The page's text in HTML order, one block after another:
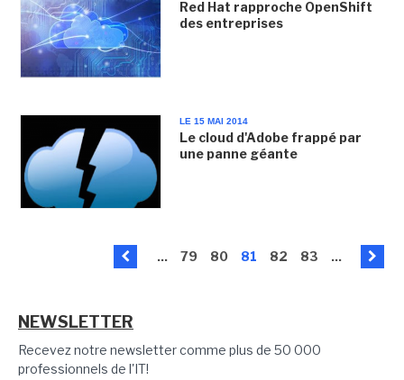
Red Hat rapproche OpenShift
des entreprises
LE 15 MAI 2014
Le cloud d'Adobe frappé par
une panne géante
... 79 80 81 82 83 ...
NEWSLETTER
Recevez notre newsletter comme plus de 50 000
professionnels de l'IT!